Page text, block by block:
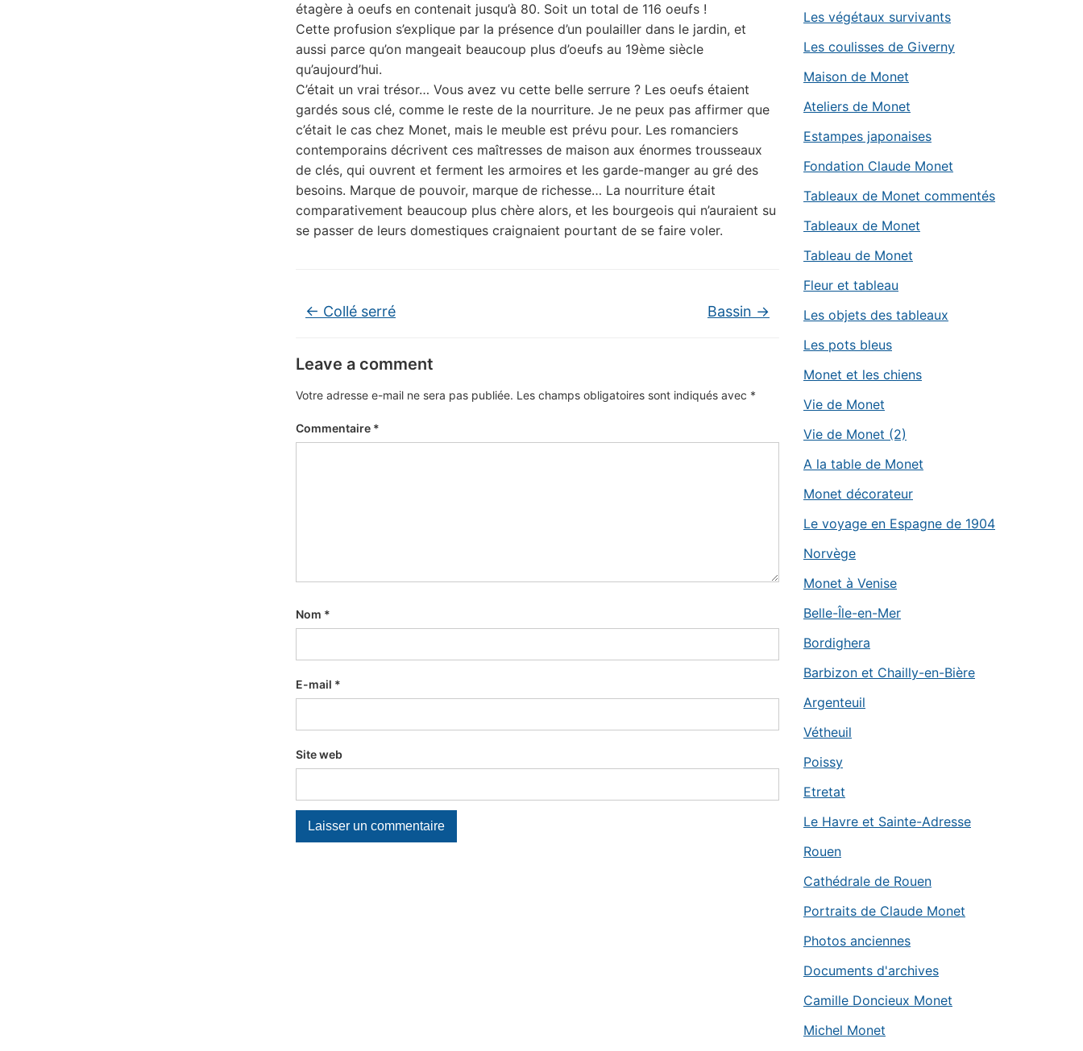
étagère à oeufs en contenait jusqu’à 80. Soit un total de 116 oeufs !
Cette profusion s’explique par la présence d’un poulailler dans le jardin, et
aussi parce qu’on mangeait beaucoup plus d’oeufs au 19ème siècle
qu’aujourd’hui.
C’était un vrai trésor… Vous avez vu cette belle serrure ? Les oeufs étaient
gardés sous clé, comme le reste de la nourriture. Je ne peux pas affirmer que
c’était le cas chez Monet, mais le meuble est prévu pour. Les romanciers
contemporains décrivent ces maîtresses de maison aux énormes trousseaux
de clés, qui ouvrent et ferment les armoires et les garde-manger au gré des
besoins. Marque de pouvoir, marque de richesse… La nourriture était
comparativement beaucoup plus chère alors, et les bourgeois qui n’auraient su
se passer de leurs domestiques craignaient pourtant de se faire voler.
← Collé serré Bassin →
Leave a comment
Votre adresse e-mail ne sera pas publiée. Les champs obligatoires sont indiqués avec *
Commentaire *
Nom *
E-mail *
Site web
Les végétaux survivants
Les coulisses de Giverny
Maison de Monet
Ateliers de Monet
Estampes japonaises
Fondation Claude Monet
Tableaux de Monet commentés
Tableaux de Monet
Tableau de Monet
Fleur et tableau
Les objets des tableaux
Les pots bleus
Monet et les chiens
Vie de Monet
Vie de Monet (2)
A la table de Monet
Monet décorateur
Le voyage en Espagne de 1904
Norvège
Monet à Venise
Belle-Île-en-Mer
Bordighera
Barbizon et Chailly-en-Bière
Argenteuil
Vétheuil
Poissy
Etretat
Le Havre et Sainte-Adresse
Rouen
Cathédrale de Rouen
Portraits de Claude Monet
Photos anciennes
Documents d'archives
Camille Doncieux Monet
Michel Monet